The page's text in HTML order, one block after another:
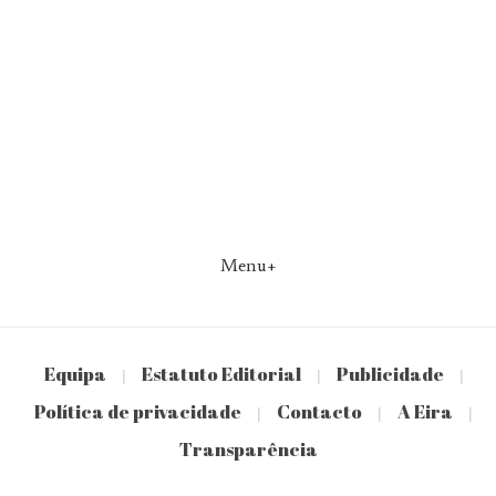
Menu+
Equipa | Estatuto Editorial | Publicidade |
Política de privacidade | Contacto | A Eira |
Transparência